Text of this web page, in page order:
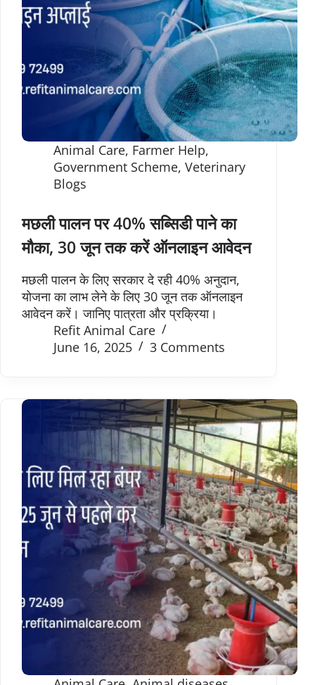
Animal Care, Farmer Help,
Government Scheme, Veterinary
Blogs
मछली पालन पर 40% सब्सिडी पाने का
मौका, 30 जून तक करें ऑनलाइन आवेदन
मछली पालन के लिए सरकार दे रही 40% अनुदान,
योजना का लाभ लेने के लिए 30 जून तक ऑनलाइन
आवेदन करें। जानिए पात्रता और प्रक्रिया।
Refit Animal Care
June 16, 2025
3 Comments